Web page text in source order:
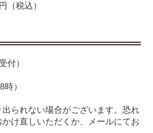
（税込）
付）
）
られない場合がございます。恐れ
け直しいただくか、メールにてお